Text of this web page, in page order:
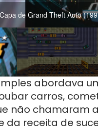
Capa de Grand Theft Auto
abordava
carros,
não chamaram
da receita de